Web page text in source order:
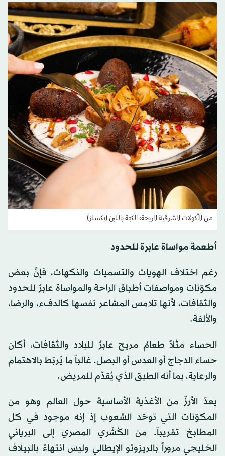
من المأكولات المشرقية المريحة: الكبّة باللبن (بكسلز)
أطعمة مواساة عابرة للحدود
رغم اختلاف الهويات والتسميات والنكهات، فإنَّ بعض
مكوّنات ومواصفات أطباق الراحة والمواساة عابرٌ للحدود
والثقافات، لأنها تلامس المشاعر نفسها كالدفء، والرضا،
والألفة.
الحساء مثلاً طعامٌ مريح عابرٌ للبلاد والثقافات، أكان
حساء الدجاج أو العدس أو البصل. غالباً ما يُربَط بالاهتمام
والرعاية، بما أنه الطبق الذي يُقدَّم للمريض.
يعدّ الأرزّ من الأغذية الأساسية حول العالم وهو من
المكوّنات التي توحّد الشعوب إذ إنه موجود في كل
المطابخ تقريباً. من الكُشَري المصري إلى البرياني
الخليجي مروراً بالريزوتو الإيطالي وليس انتهاءً بالبيلاف